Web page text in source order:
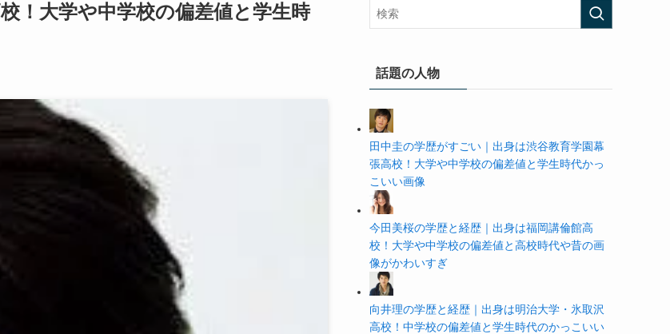
！大学や中学校の偏差値と学生時
話題の人物
田中圭の学歴がすごい｜出身は渋谷教育学園幕
張高校！大学や中学校の偏差値と学生時代かっ
こいい画像
今田美桜の学歴と経歴｜出身は福岡講倫館高
校！大学や中学校の偏差値と高校時代や昔の画
像がかわいすぎ
向井理の学歴と経歴｜出身は明治大学・氷取沢
高校！中学校の偏差値と学生時代のかっこいい